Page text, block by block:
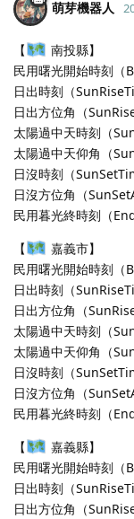
萌芽機器人
【
南投縣】
民用曙光開始時刻
日出時刻（
日出方位角（
太陽過中天時刻（
太陽過中天仰角（
日沒時刻（
日沒方位角（
民用暮光終時刻（
【
嘉義市】
民用曙光開始時刻
日出時刻（
日出方位角（
太陽過中天時刻（
太陽過中天仰角（
日沒時刻（
日沒方位角（
民用暮光終時刻（
【
嘉義縣】
民用曙光開始時刻
日出時刻（
日出方位角（